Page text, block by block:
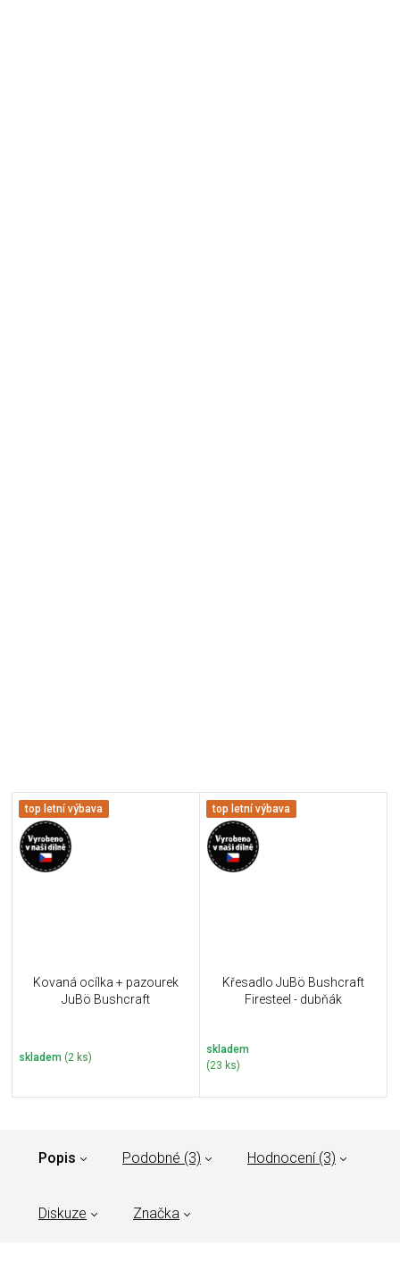
top letní výbava
Kovaná ocílka + pazourek
JuBö Bushcraft
skladem (2 ks)
top letní výbava
Křesadlo JuBö Bushcraft
Firesteel - dubňák
skladem
(23 ks)
Popis Podobné (3) Hodnocení (3)
Diskuze Značka